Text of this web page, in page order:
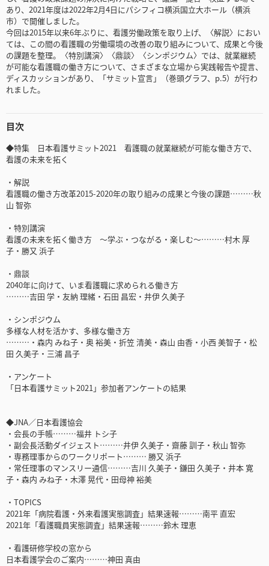
あり、2021年度は2022年2月4日にパシフィコ横浜国立大ホール（横浜
市）で開催しました。
今回は2015年以来6年ぶりに、看護労働政策を取り上げ、〈解説〉におい
ては、この間の看護職の労働環境の改善の取り組みについて、成果と今後
の課題を整理。〈特別講演〉〈鼎談〉〈シンポジウム〉では、就業継続
が可能な看護職の働き方について、さまざまな立場から実践報告や提言、
ディスカッションがあり、「サミット宣言」（巻頭グラフ、p.5）が行わ
れました。
目次
◆特集 日本看護サミット2021 看護職の就業継続が可能な働き方で、
看護の未来を拓く
・解説
看護職の働き方改革2015-2020年の取り組みの成果と今後の課題………秋
山 智弥
・特別講演
看護の未来を拓く働き方 ～学ぶ・つながる・楽しむ～………村木 厚
子・勝又 浜子
・鼎談
2040年に向けて、いま看護職に求められる働き方
………吉田 学・友納 理緒・石田 昌宏・井伊 久美子
・シンポジウム
多様な人材を活かす、多様な働き方
………・森内 みね子・奥 裕美・折笠 清美・森山 由香・小西 美智子・松
田 久美子・三浦 昌子
・アンケート
「日本看護サミット2021」参加者アンケートの結果
◆JNA／日本看護協会
・会長の手帳………福井 トシ子
・副会長活動ダイジェスト………井伊 久美子・齋藤 訓子・秋山 智弥
・専務理事からのワークリポート……… 勝又 浜子
・常任理事のマンスリー通信………吉川 久美子・鎌田 久美子・井本 寛
子・森内 みね子・木澤 晃代・田母神 裕美
・TOPICS
2021年「病院看護・外来看護実態調査」結果速報………南平 直宏
2021年「看護職員実態調査」結果速報………鈴木 理恵
・看護研修学校の窓から
日本看護学会のご案内………神田 真由